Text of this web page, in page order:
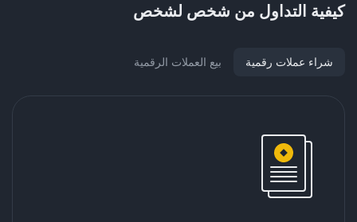
كيفية التداول من شخص لشخص
شراء عملات رقمية بيع العملات الرقمية